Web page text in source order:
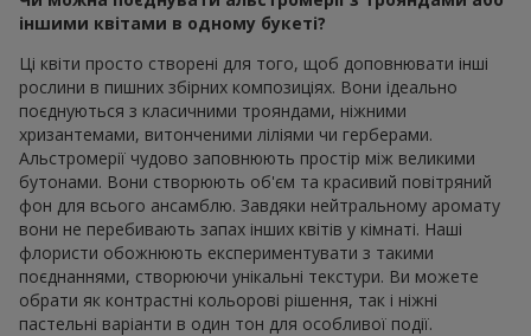
іншими квітами в одному букеті?
Ці квіти просто створені для того, щоб доповнювати інші
рослини в пишних збірних композиціях. Вони ідеально
поєднуються з класичними трояндами, ніжними
хризантемами, витонченими ліліями чи герберами.
Альстромерії чудово заповнюють простір між великими
бутонами. Вони створюють об'єм та красивий повітряний
фон для всього ансамблю. Завдяки нейтральному аромату
вони не перебивають запах інших квітів у кімнаті. Наші
флористи обожнюють експериментувати з такими
поєднаннями, створюючи унікальні текстури. Ви можете
обрати як контрастні кольорові рішення, так і ніжні
пастельні варіанти в один тон для особливої події.